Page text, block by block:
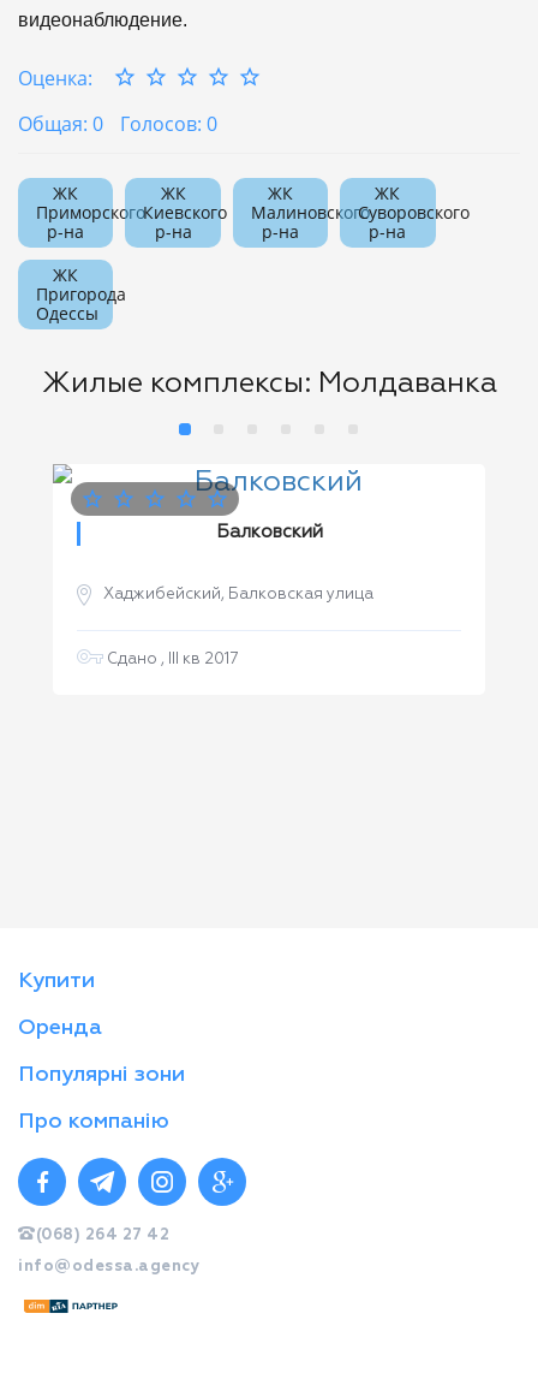
видеонаблюдение.
Оценка:
Общая: 0
Голосов: 0
ЖК
Приморского
р-на
ЖК
Киевского
р-на
ЖК
Малиновского
р-на
ЖК
Суворовского
р-на
ЖК
Пригорода
Одессы
Жилые комплексы: Молдаванка
Балковский
Хаджибейский, Балковская улица
Сдано , III кв 2017
Купити
Оренда
Популярні зони
Про компанію
(068) 264 27 42
info@odessa.agency